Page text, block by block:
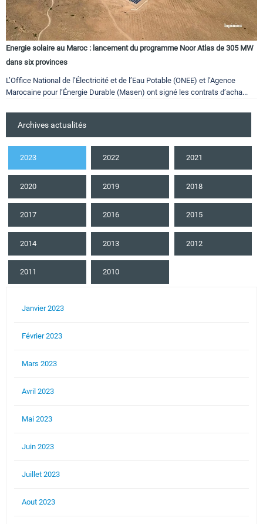
Energie solaire au Maroc : lancement du programme Noor Atlas de 305 MW
dans six provinces
L’Office National de l’Électricité et de l’Eau Potable (ONEE) et l’Agence
Marocaine pour l’Énergie Durable (Masen) ont signé les contrats d’acha...
Archives actualités
2023 2022 2021
2020 2019 2018
2017 2016 2015
2014 2013 2012
2011 2010
Janvier 2023
Février 2023
Mars 2023
Avril 2023
Mai 2023
Juin 2023
Juillet 2023
Aout 2023